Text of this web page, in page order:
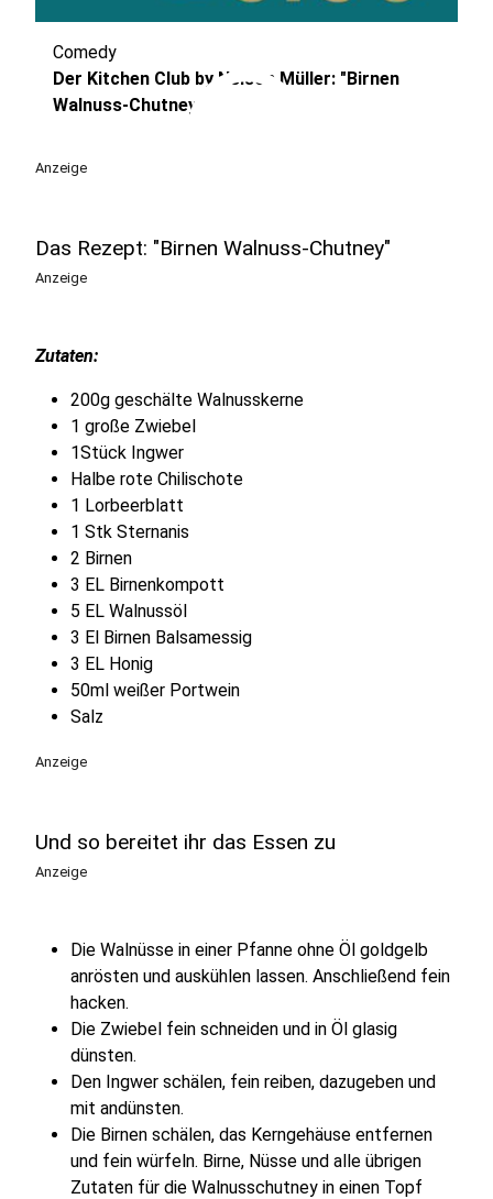
play_circle
Comedy
Der Kitchen Club by Nelson Müller: "Birnen
Walnuss-Chutney"
Anzeige
Das Rezept: "Birnen Walnuss-Chutney"
Anzeige
Zutaten:
200g geschälte Walnusskerne
1 große Zwiebel
1Stück Ingwer
Halbe rote Chilischote
1 Lorbeerblatt
1 Stk Sternanis
2 Birnen
3 EL Birnenkompott
5 EL Walnussöl
3 El Birnen Balsamessig
3 EL Honig
50ml weißer Portwein
Salz
Anzeige
Und so bereitet ihr das Essen zu
Anzeige
Die Walnüsse in einer Pfanne ohne Öl goldgelb
anrösten und auskühlen lassen. Anschließend fein
hacken.
Die Zwiebel fein schneiden und in Öl glasig
dünsten.
Den Ingwer schälen, fein reiben, dazugeben und
mit andünsten.
Die Birnen schälen, das Kerngehäuse entfernen
und fein würfeln. Birne, Nüsse und alle übrigen
Zutaten für die Walnusschutney in einen Topf